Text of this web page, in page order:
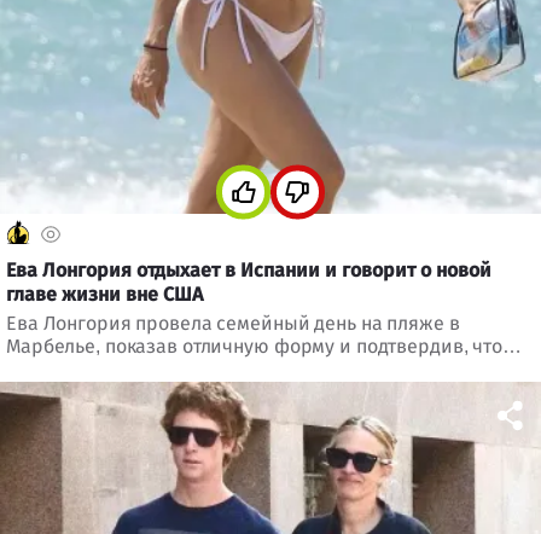
Ева Лонгория отдыхает в Испании и говорит о новой
главе жизни вне США
Ева Лонгория провела семейный день на пляже в
Марбелье, показав отличную форму и подтвердив, что
Мексикой.